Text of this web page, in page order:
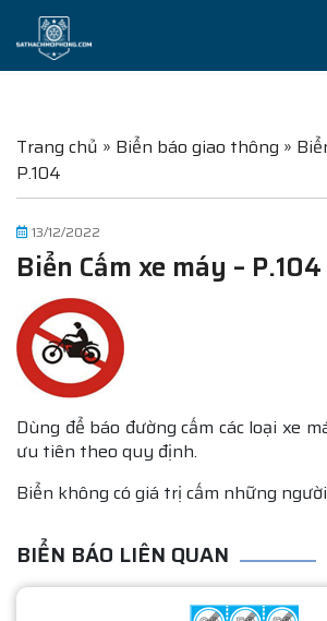
Trang chủ » Biển báo giao thông »
P.104
13/12/2022
Biển Cấm xe máy – P.104
Dùng để báo đường cấm các loại xe
ưu tiên theo quy định.
Biển không có giá trị cấm những
BIỂN BÁO LIÊN QUAN